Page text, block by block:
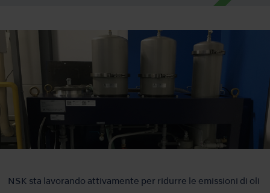
NSK sta lavorando attivamente per ridurre le emissioni di oli